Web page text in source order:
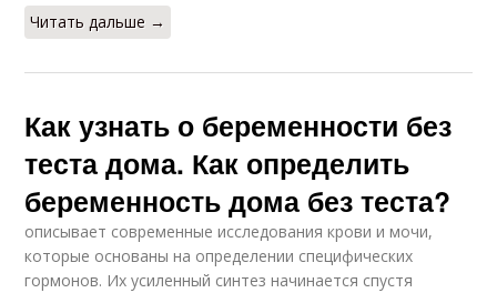
Читать дальше →
Как узнать о беременности без
теста дома. Как определить
беременность дома без теста?
описывает современные исследования крови и мочи,
которые основаны на определении специфических
гормонов. Их усиленный синтез начинается спустя